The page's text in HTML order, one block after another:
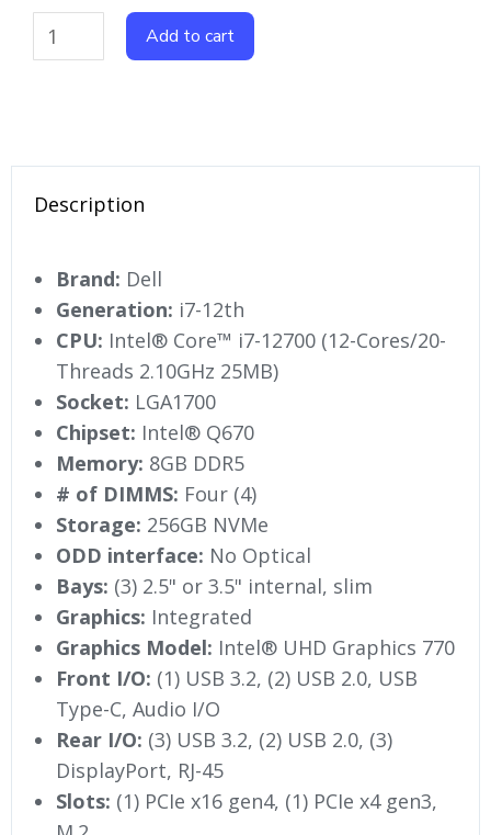
Add to cart
Description
Brand: Dell
Generation: i7-12th
CPU: Intel® Core™ i7-12700 (12-Cores/20-
Threads 2.10GHz 25MB)
Socket: LGA1700
Chipset: Intel® Q670
Memory: 8GB DDR5
# of DIMMS: Four (4)
Storage: 256GB NVMe
ODD interface: No Optical
Bays: (3) 2.5" or 3.5" internal, slim
Graphics: Integrated
Graphics Model: Intel® UHD Graphics 770
Front I/O: (1) USB 3.2, (2) USB 2.0, USB
Type-C, Audio I/O
Rear I/O: (3) USB 3.2, (2) USB 2.0, (3)
DisplayPort, RJ-45
Slots: (1) PCIe x16 gen4, (1) PCIe x4 gen3,